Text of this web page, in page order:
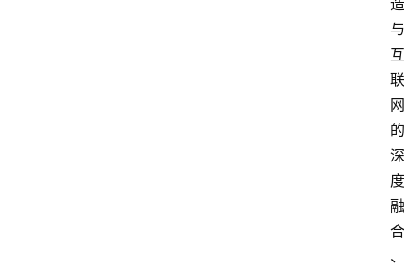
造
与
互
联
网
的
深
度
融
合
、